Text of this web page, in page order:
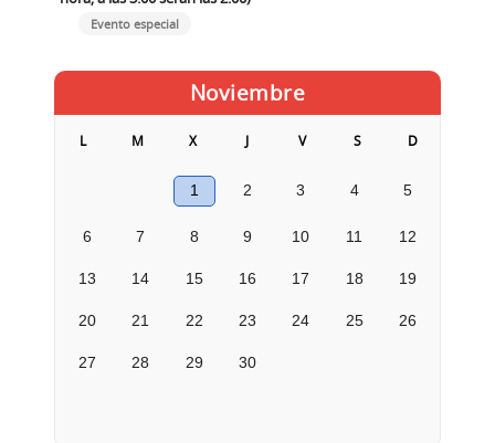
Evento especial
Noviembre
L M X J V S D
1 2 3 4 5
6 7 8 9 10 11 12
13 14 15 16 17 18 19
20 21 22 23 24 25 26
27 28 29 30